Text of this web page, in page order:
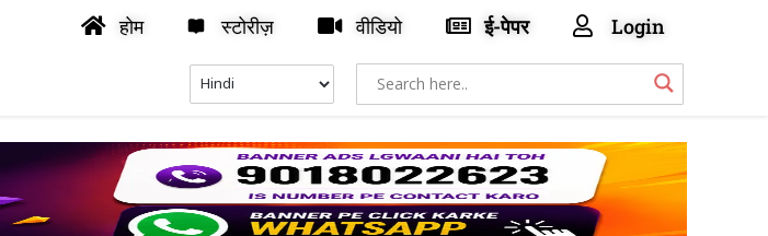
होम स्टोरीज़ वीडियो ई-पेपर Login